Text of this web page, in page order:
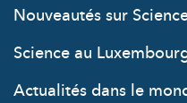
Nouveautés sur
Science au
Actualités dans le